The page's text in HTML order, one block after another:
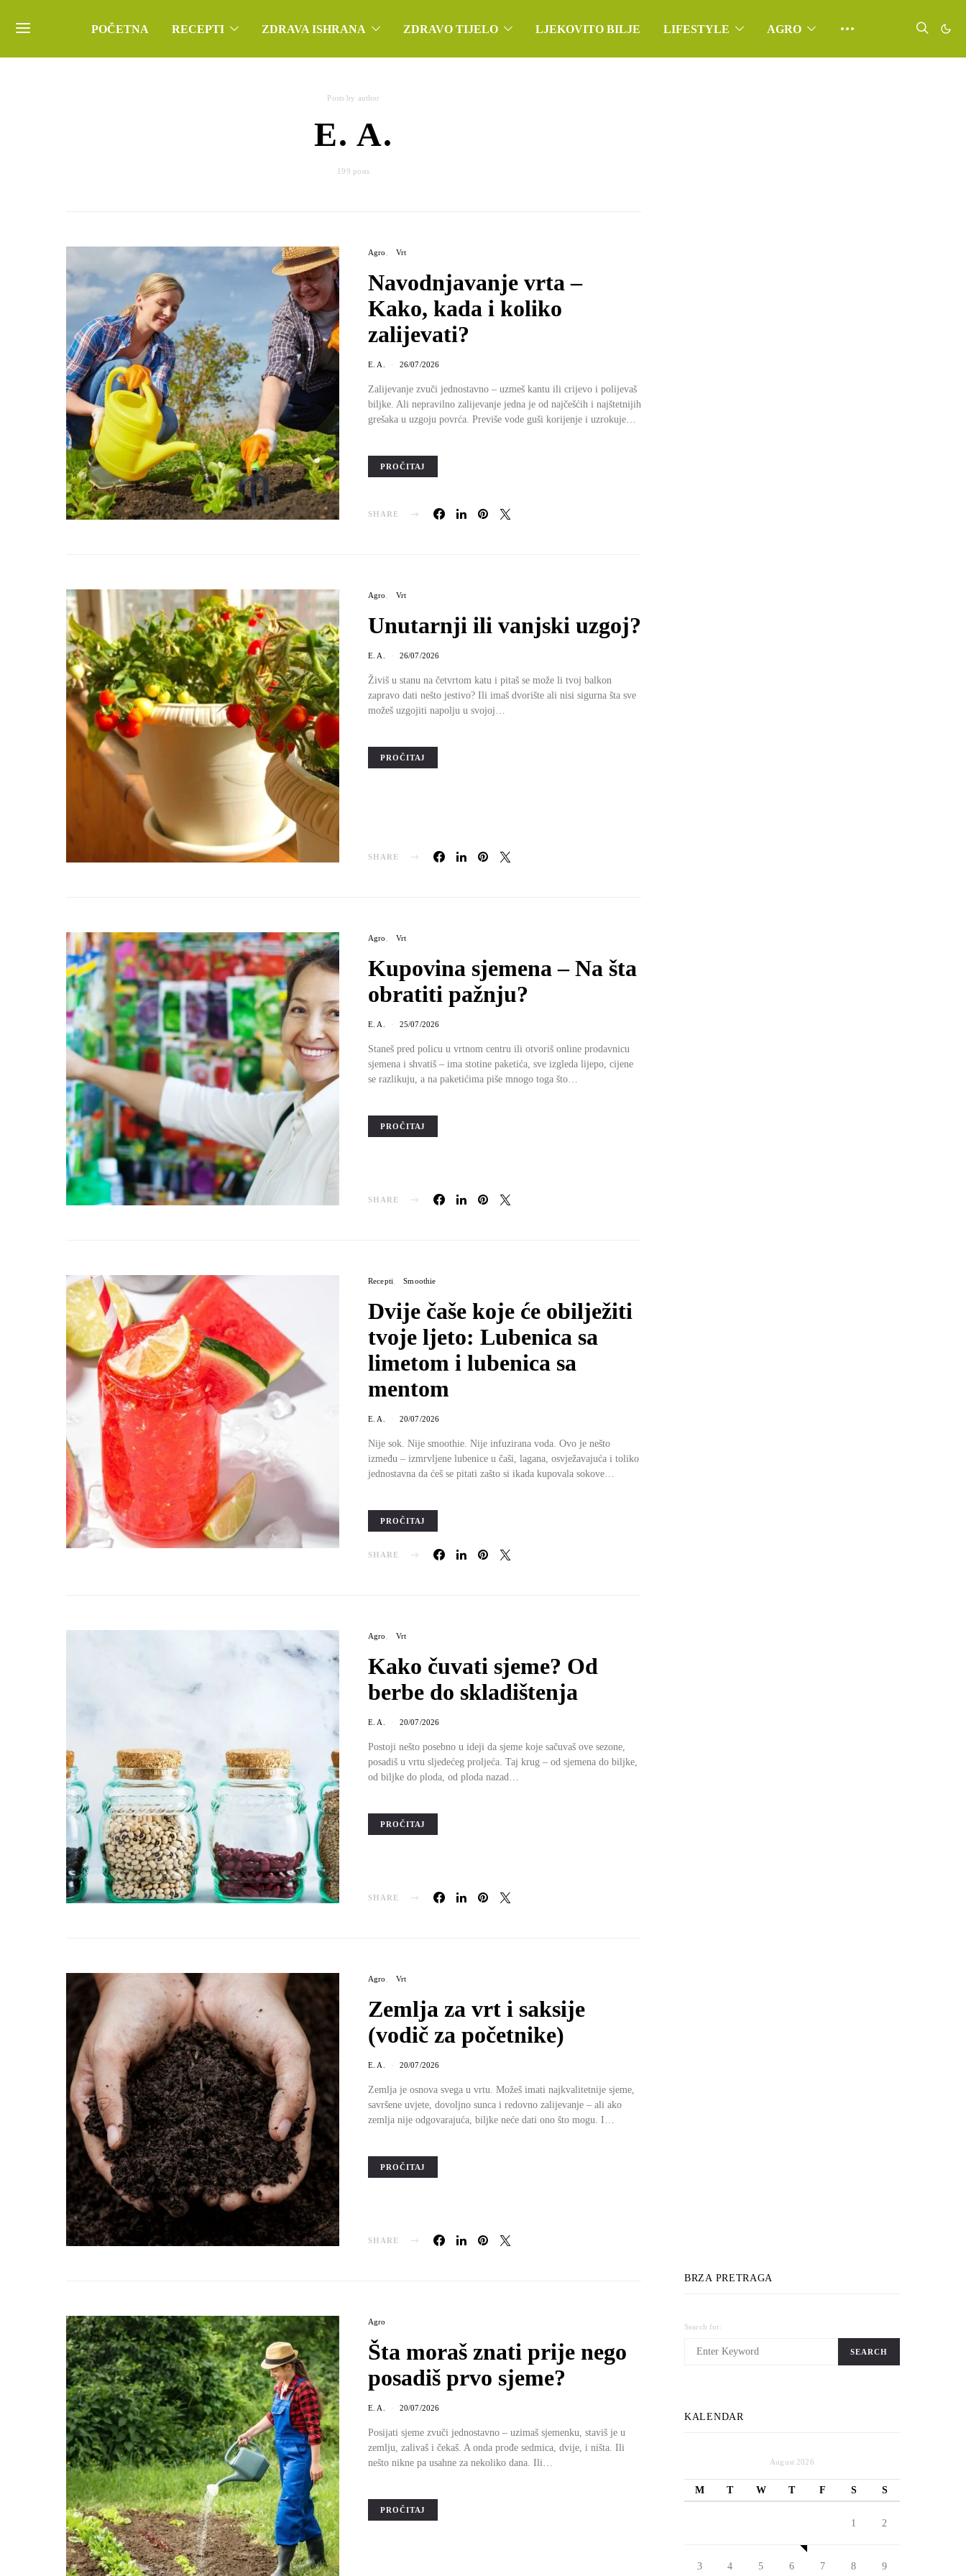
POČETNA RECEPTI ZDRAVA ISHRANA ZDRAVO TIJELO LJEKOVITO BILJE LIFESTYLE AGRO
Posts by author
E. A.
199 posts
Agro Vrt
Navodnjavanje vrta –
Kako, kada i koliko
zalijevati?
E. A. 26/07/2026
Zalijevanje zvuči jednostavno – uzmeš kantu ili crijevo i polijevaš
biljke. Ali nepravilno zalijevanje jedna je od najčešćih i najštetnijih
grešaka u uzgoju povrća. Previše vode guši korijenje i uzrokuje…
PROČITAJ
SHARE
Agro Vrt
Unutarnji ili vanjski uzgoj?
E. A. 26/07/2026
Živiš u stanu na četvrtom katu i pitaš se može li tvoj balkon
zapravo dati nešto jestivo? Ili imaš dvorište ali nisi sigurna šta sve
možeš uzgojiti napolju u svojoj…
PROČITAJ
SHARE
Agro Vrt
Kupovina sjemena – Na šta
obratiti pažnju?
E. A. 25/07/2026
Staneš pred policu u vrtnom centru ili otvoriš online prodavnicu
sjemena i shvatiš – ima stotine paketića, sve izgleda lijepo, cijene
se razlikuju, a na paketićima piše mnogo toga što…
PROČITAJ
SHARE
Recepti Smoothie
Dvije čaše koje će obilježiti
tvoje ljeto: Lubenica sa
limetom i lubenica sa
mentom
E. A. 20/07/2026
Nije sok. Nije smoothie. Nije infuzirana voda. Ovo je nešto
između – izmrvljene lubenice u čaši, lagana, osvježavajuća i toliko
jednostavna da ćeš se pitati zašto si ikada kupovala sokove…
PROČITAJ
SHARE
Agro Vrt
Kako čuvati sjeme? Od
berbe do skladištenja
E. A. 20/07/2026
Postoji nešto posebno u ideji da sjeme koje sačuvaš ove sezone,
posadiš u vrtu sljedećeg proljeća. Taj krug – od sjemena do biljke,
od biljke do ploda, od ploda nazad…
PROČITAJ
SHARE
Agro Vrt
Zemlja za vrt i saksije
(vodič za početnike)
E. A. 20/07/2026
Zemlja je osnova svega u vrtu. Možeš imati najkvalitetnije sjeme,
savršene uvjete, dovoljno sunca i redovno zalijevanje – ali ako
zemlja nije odgovarajuća, biljke neće dati ono što mogu. I…
PROČITAJ
SHARE
Agro
Šta moraš znati prije nego
posadiš prvo sjeme?
E. A. 20/07/2026
Posijati sjeme zvuči jednostavno – uzimaš sjemenku, staviš je u
zemlju, zalivaš i čekaš. A onda prođe sedmica, dvije, i ništa. Ili
nešto nikne pa usahne za nekoliko dana. Ili…
PROČITAJ
BRZA PRETRAGA
Search for:
SEARCH
KALENDAR
August 2026
M T W T F S S
1 2
3 4 5 6 7 8 9